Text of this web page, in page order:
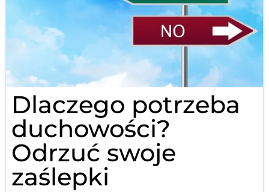
Dlaczego potrzeba
duchowości?
Odrzuć swoje
zaślepki